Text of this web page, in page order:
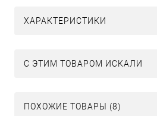
ХАРАКТЕРИСТИКИ
C ЭТИМ ТОВАРОМ ИСКАЛИ
ПОХОЖИЕ ТОВАРЫ (8)